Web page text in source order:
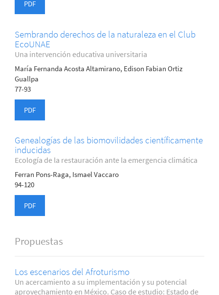
PDF
Sembrando derechos de la naturaleza en el Club
EcoUNAE
Una intervención educativa universitaria
María Fernanda Acosta Altamirano, Edison Fabian Ortiz
Guallpa
77-93
PDF
Genealogías de las biomovilidades científicamente
inducidas
Ecología de la restauración ante la emergencia climática
Ferran Pons-Raga, Ismael Vaccaro
94-120
PDF
Propuestas
Los escenarios del Afroturismo
Un acercamiento a su implementación y su potencial
aprovechamiento en México. Caso de estudio: Estado de